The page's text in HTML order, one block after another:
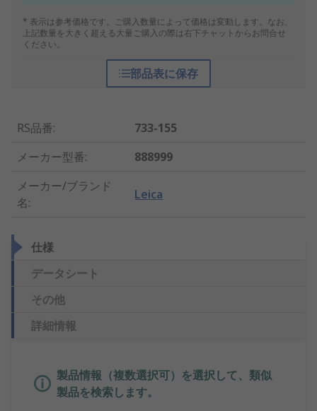
* 表示は参考価格です。ご購入数量によって価格は変動します。なお、
上記数量を大きく超える大量ご購入の際は右下チャットからお問合せ
ください。
部品表に保存
RS品番:
733-155
メーカー型番:
888999
メーカー/ブランド
名:
Leica
仕様
データシート
その他
詳細情報
製品情報（複数選択可）を選択して、類似
製品を検索します。